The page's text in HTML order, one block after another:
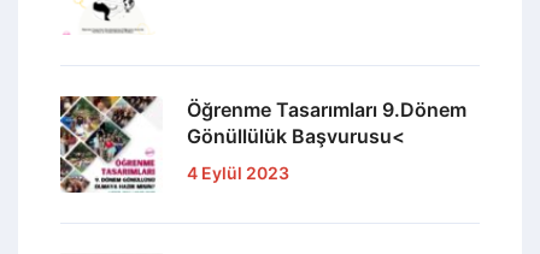
Öğrenme Tasarımları 9.Dönem
Gönüllülük Başvurusu<
4 Eylül 2023